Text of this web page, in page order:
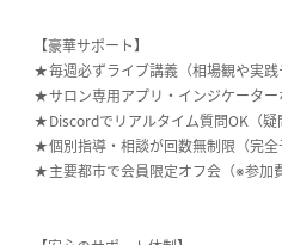
【豪華サポート】
★毎週必ずライブ講義（相場観や実践
★サロン専用アプリ・インジケーター
★Discordでリアルタイム質問OK（疑
★個別指導・相談が回数無制限（完全
★主要都市で会員限定オフ会（※参加